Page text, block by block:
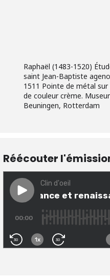
Raphaël (1483-1520)
saint Jean-Baptiste
1511 Pointe de métal sur
de couleur crème.
Beuningen, Rotterdam
Réécouter